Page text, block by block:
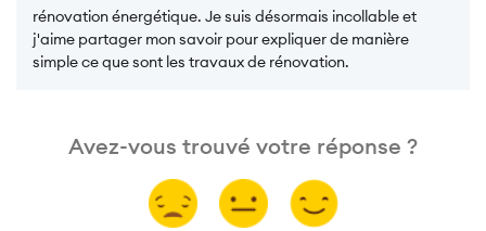
rénovation énergétique. Je suis désormais incollable et
j'aime partager mon savoir pour expliquer de manière
simple ce que sont les travaux de rénovation.
Avez-vous trouvé votre réponse ?